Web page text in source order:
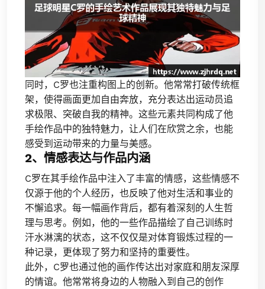
同时，C罗也注重构图上的创新。他常常打破传统框
架，使得画面更加自由奔放，充分表达出运动员追
求极限、突破自我的精神。这些元素共同构成了他
手绘作品中的独特魅力，让人们在欣赏之余，也能
感受到运动带来的力量与美感。
2、情感表达与作品内涵
C罗在其手绘作品中注入了丰富的情感，这些情感不
仅源于他的个人经历，也反映了他对生活和事业的
不懈追求。每一幅画作背后，都有着深刻的人生哲
理与思考。例如，他的一些作品描绘了自己训练时
汗水淋漓的状态，这不仅仅是对体育锻炼过程的一
种记录，更体现了努力和坚持的重要性。
此外，C罗也通过他的画作传达出对家庭和朋友深厚
的情谊。他常常将身边的人物融入到自己的创作